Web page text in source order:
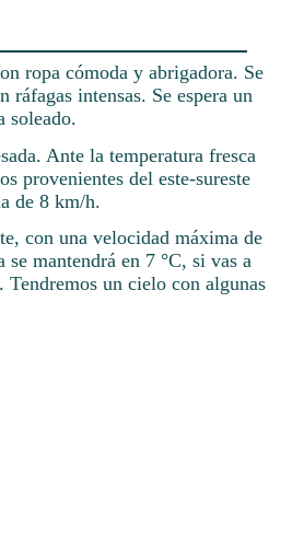
ropa cómoda y abrigadora. Se
ráfagas intensas. Se espera un
soleado.
Ante la temperatura fresca
provenientes del este-sureste
de 8 km/h.
con una velocidad máxima de
mantendrá en 7 °C, si vas a
un cielo con algunas